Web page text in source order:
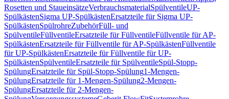
Rosetten und StaueinsätzeVerbrauchsmaterialSpülventileUP-
SpülkästenSigma UP-SpülkästenErsatzteile für Sigma UP-
SpülkästenSpülrohreZubehörFüll- und
SpülventileFüllventileErsatzteile für FüllventileFüllventile für AP-
SpülkästenErsatzteile für Füllventile für AP-SpülkästenFüllventile
für UP-SpülkästenErsatzteile für Füllventile für UP-
SpülkästenSpülventileErsatzteile für SpülventileSpül-Stopp-
SpülungErsatzteile für Spül-Stopp-Spülung1-Mengen-
SpülungErsatzteile für 1-Mengen-Spülung2-Mengen-
SpülungErsatzteile für 2-Mengen-